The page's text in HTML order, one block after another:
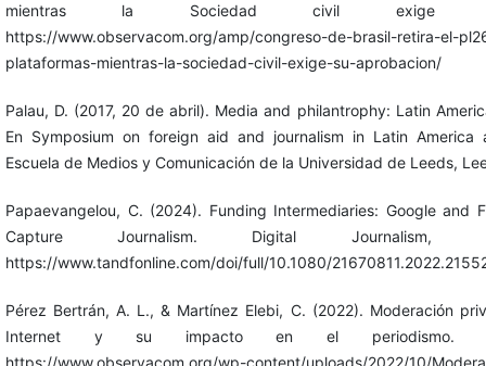
mientras la Sociedad civil exige su
https://www.observacom.org/amp/congreso-de-brasil-retira-el-
plataformas-mientras-la-sociedad-civil-exige-su-aprobacion/
Palau, D. (2017, 20 de abril). Media and philantrophy: Latin
En Symposium on foreign aid and journalism in Latin America
Escuela de Medios y Comunicación de la Universidad de Leeds,
Papaevangelou, C. (2024). Funding Intermediaries: Google and
Capture Journalism. Digital Journalism,
https://www.tandfonline.com/doi/full/10.1080/
Pérez Bertrán, A. L., & Martínez Elebi, C. (2022). Moderación
Internet y su impacto en el periodismo.